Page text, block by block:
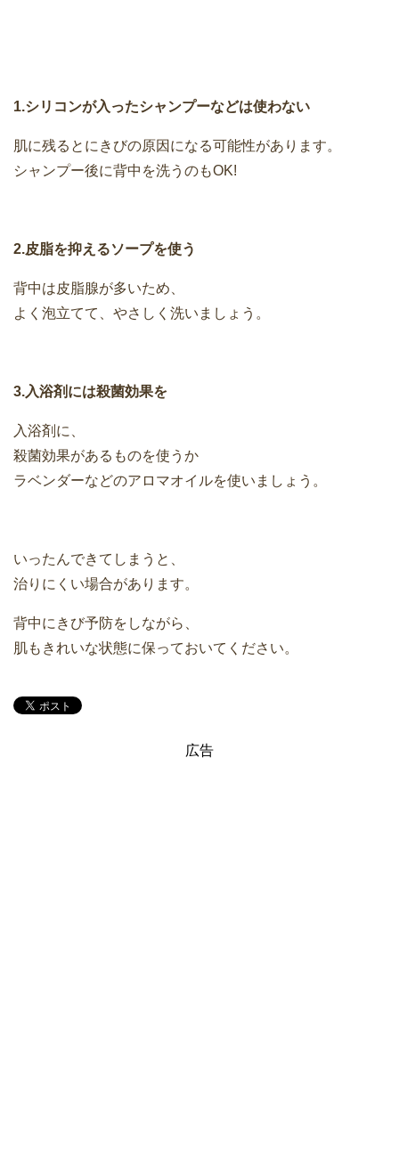
1.シリコンが入ったシャンプーなどは使わない
肌に残るとにきびの原因になる可能性があります。
シャンプー後に背中を洗うのもOK!
2.皮脂を抑えるソープを使う
背中は皮脂腺が多いため、
よく泡立てて、やさしく洗いましょう。
3.入浴剤には殺菌効果を
入浴剤に、
殺菌効果があるものを使うか
ラベンダーなどのアロマオイルを使いましょう。
いったんできてしまうと、
治りにくい場合があります。
背中にきび予防をしながら、
肌もきれいな状態に保っておいてください。
広告